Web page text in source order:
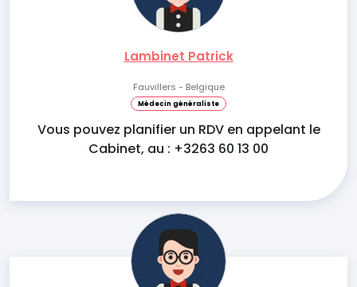
Lambinet Patrick
Fauvillers - Belgique
Médecin généraliste
Vous pouvez planifier un RDV en appelant le
Cabinet, au : +3263 60 13 00